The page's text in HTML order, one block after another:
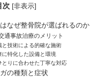
次 [非表示]
なぜ整骨院が選ばれるのか
通事故治療のメリット
と技術による的確な施術
に特化した設備と環境
とりに合わせた丁寧な対応
の種類と症状